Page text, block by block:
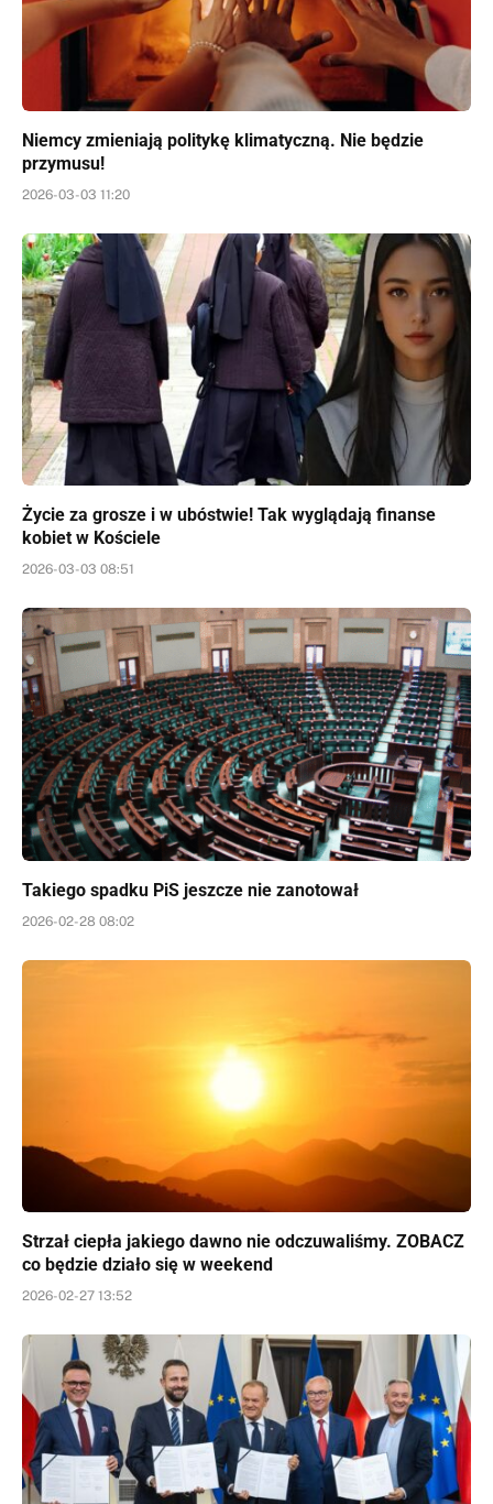
Niemcy zmieniają politykę klimatyczną. Nie będzie
przymusu!
2026-03-03 11:20
Życie za grosze i w ubóstwie! Tak wyglądają finanse
kobiet w Kościele
2026-03-03 08:51
Takiego spadku PiS jeszcze nie zanotował
2026-02-28 08:02
Strzał ciepła jakiego dawno nie odczuwaliśmy. ZOBACZ
co będzie działo się w weekend
2026-02-27 13:52